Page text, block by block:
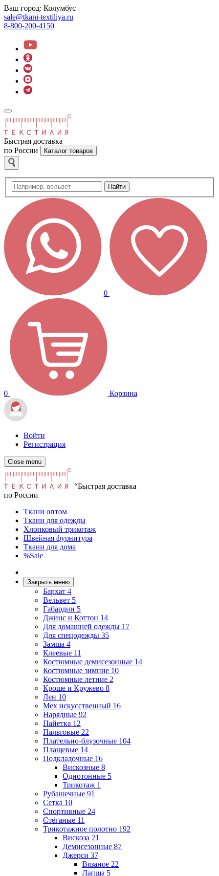
Ваш город: Колумбус
sale@tkani-textiliya.ru
8-800-200-4150
Быстрая доставка
по России
Каталог товаров
Найти
0
0 Корзина
Войти
Регистрация
Close menu
“Быстрая доставка
по России
Ткани оптом
Ткани для одежды
Хлопковый трикотаж
Швейная фурнитура
Ткани для дома
%Sale
Закрыть меню
Бархат 4
Вельвет 5
Габардин 5
Джинс и Коттон 14
Для домашней одежды 17
Для спецодежды 35
Замша 4
Клеевые 11
Костюмные демисезонные 14
Костюмные зимние 10
Костюмные летние 2
Кроше и Кружево 8
Лен 10
Мех искусственный 16
Нарядные 92
Пайетка 12
Пальтовые 22
Плательно-блузочные 104
Плащевые 14
Подкладочные 16
Вискозные 8
Однотонные 5
Трикотаж 1
Рубашечные 91
Сетка 10
Спортивные 24
Стёганые 11
Трикотажное полотно 192
Вискоза 21
Демисезонные 87
Джерси 37
Вязаное 22
Лапша 5